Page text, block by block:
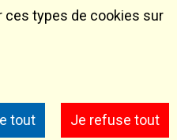
ces types de cookies sur
Je refuse tout
tout